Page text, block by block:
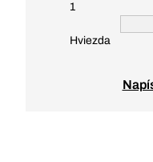
1
Hviezda